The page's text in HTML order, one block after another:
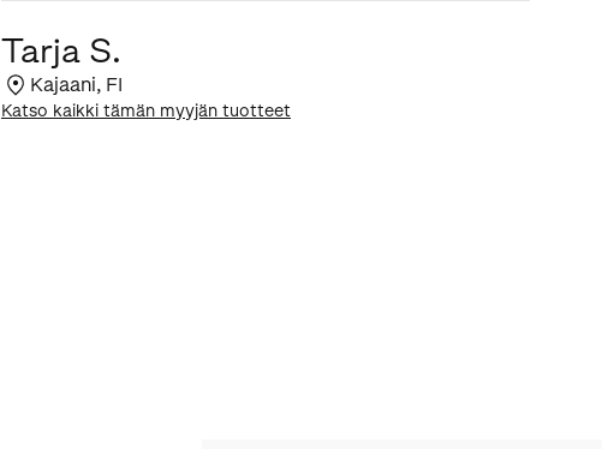
Tarja S.
Kajaani, FI
Katso kaikki tämän myyjän tuotteet